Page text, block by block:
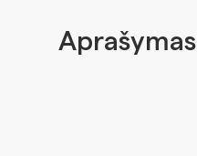
Aprašymas